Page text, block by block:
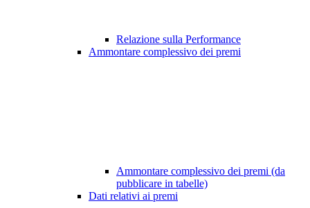
Relazione sulla Performance
Ammontare complessivo dei premi
Ammontare complessivo dei premi (da
pubblicare in tabelle)
Dati relativi ai premi